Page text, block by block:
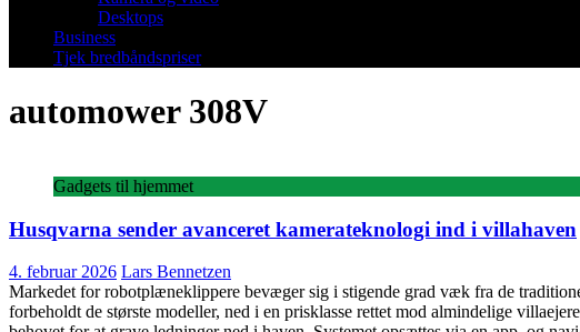
Desktops
Business
Tjek bredbåndspriser
automower 308V
Gadgets til hjemmet
Husqvarna sender avanceret kamerateknologi ind i villahaven
4. februar 2026 Lars Bennetzen
Markedet for robotplæneklippere bevæger sig i stigende grad væk fra de
forbeholdt de største modeller, ned i en prisklasse rettet mod almindelige